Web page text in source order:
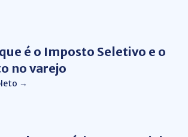
é o Imposto Seletivo e o
no varejo
→